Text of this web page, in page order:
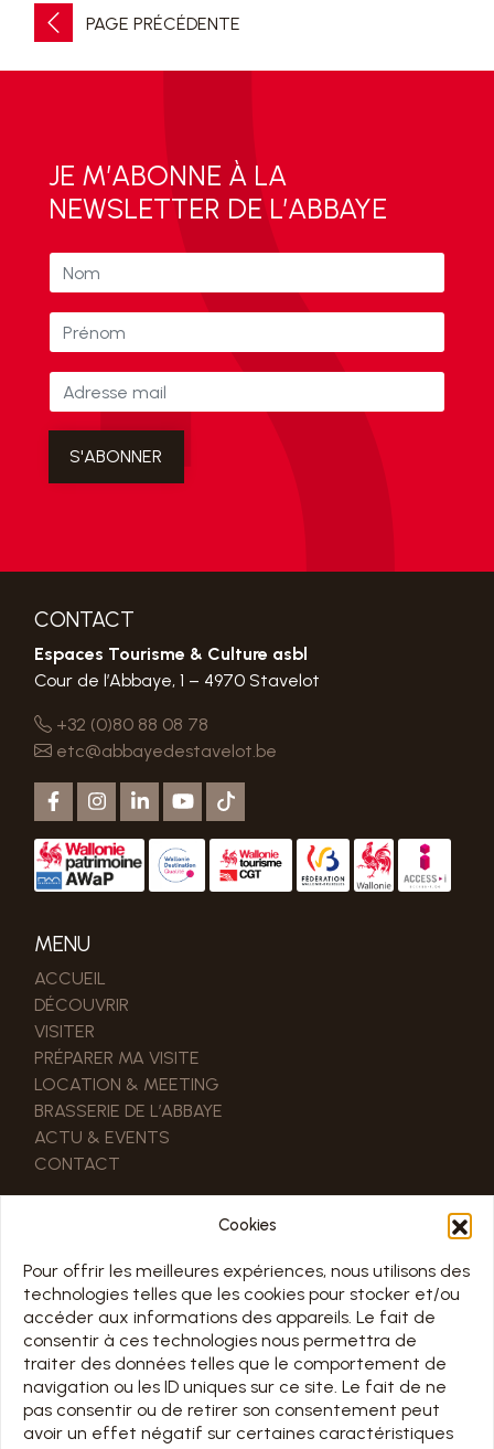
Cookies
Pour offrir les meilleures expériences, nous utilisons des
technologies telles que les cookies pour stocker et/ou
accéder aux informations des appareils. Le fait de
consentir à ces technologies nous permettra de
traiter des données telles que le comportement de
navigation ou les ID uniques sur ce site. Le fait de ne
pas consentir ou de retirer son consentement peut
avoir un effet négatif sur certaines caractéristiques
PAGE PRÉCÉDENTE
JE M’ABONNE À LA
NEWSLETTER DE L’ABBAYE
CONTACT
Espaces Tourisme & Culture asbl
Cour de l’Abbaye, 1 – 4970 Stavelot
+32 (0)80 88 08 78
etc@abbayedestavelot.be
MENU
ACCUEIL
DÉCOUVRIR
VISITER
PRÉPARER MA VISITE
LOCATION & MEETING
BRASSERIE DE L’ABBAYE
ACTU & EVENTS
CONTACT
ESPACE PRO & PRESSE
HORAIRE
TOUS LES JOURS 7/7 DE 10H À 18H
Jours d’ouverture sur le calendrier ci-dessous
Chargement en cours…